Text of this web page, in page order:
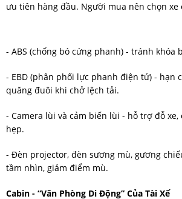
ưu tiên hàng đầu. Người mua nên chọn xe
- ABS (chống bó cứng phanh) - tránh khóa
- EBD (phân phối lực phanh điện tử) - hạn
quăng đuôi khi chở lệch tải.
- Camera lùi và cảm biến lùi - hỗ trợ đỗ
hẹp.
- Đèn projector, đèn sương mù, gương
tầm nhìn, giảm điểm mù.
Cabin - “văn Phòng Di Động” Của Tài Xế